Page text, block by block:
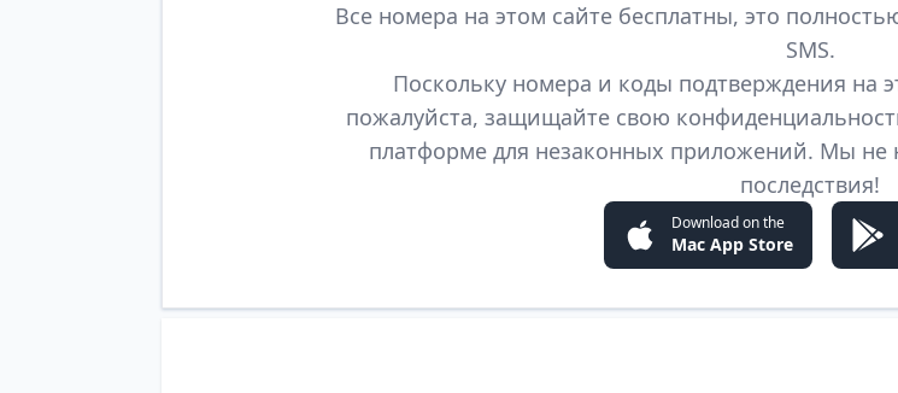
Все номера на этом сайте бесплатны, это
SMS.
Поскольку номера и коды подтверждения на
пожалуйста, защищайте свою
платформе для незаконных приложений. Мы не
последствия!
Download on the
Mac App Store